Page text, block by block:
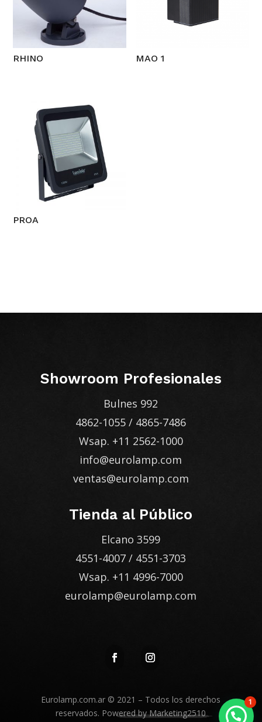
RHINO MAO 1
PROA
Showroom Profesionales
Bulnes 992
4862-1055 / 4865-7486
Wsap. +11 2562-1000
info@eurolamp.com
ventas@eurolamp.com
Tienda al Público
Elcano 3599
4551-4007 / 4551-3703
Wsap. +11 4996-7000
eurolamp@eurolamp.com
Eurolamp.com.ar © 2021 – Todos los derechos
reservados. Powered byMarketing2510
1
Enviá tu consulta